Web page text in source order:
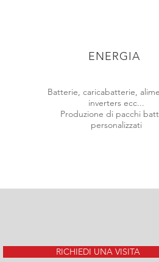
ENERGIA
Batterie, caricabatterie,
inverters ecc...
Produzione di pacchi
personalizzati
RICHIEDI UNA VISITA